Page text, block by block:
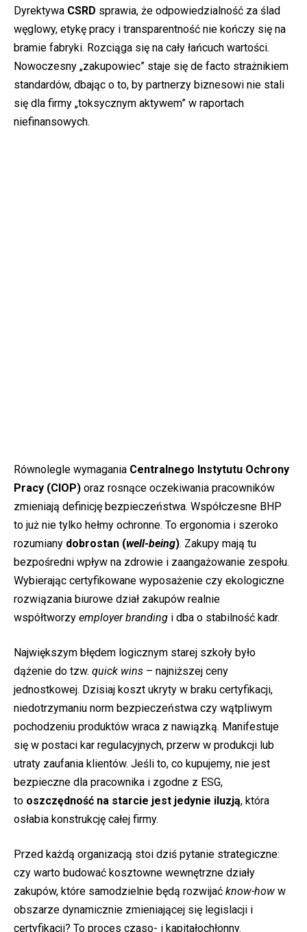
Dyrektywa CSRD sprawia, że odpowiedzialność za ślad
węglowy, etykę pracy i transparentność nie kończy się na
bramie fabryki. Rozciąga się na cały łańcuch wartości.
Nowoczesny „zakupowiec” staje się de facto strażnikiem
standardów, dbając o to, by partnerzy biznesowi nie stali
się dla firmy „toksycznym aktywem” w raportach
niefinansowych.
Równolegle wymagania Centralnego Instytutu Ochrony
Pracy (CIOP) oraz rosnące oczekiwania pracowników
zmieniają definicję bezpieczeństwa. Współczesne BHP
to już nie tylko hełmy ochronne. To ergonomia i szeroko
rozumiany dobrostan (well-being). Zakupy mają tu
bezpośredni wpływ na zdrowie i zaangażowanie zespołu.
Wybierając certyfikowane wyposażenie czy ekologiczne
rozwiązania biurowe dział zakupów realnie
współtworzy employer branding i dba o stabilność kadr.
Największym błędem logicznym starej szkoły było
dążenie do tzw. quick wins – najniższej ceny
jednostkowej. Dzisiaj koszt ukryty w braku certyfikacji,
niedotrzymaniu norm bezpieczeństwa czy wątpliwym
pochodzeniu produktów wraca z nawiązką. Manifestuje
się w postaci kar regulacyjnych, przerw w produkcji lub
utraty zaufania klientów. Jeśli to, co kupujemy, nie jest
bezpieczne dla pracownika i zgodne z ESG,
to oszczędność na starcie jest jedynie iluzją, która
osłabia konstrukcję całej firmy.
Przed każdą organizacją stoi dziś pytanie strategiczne:
czy warto budować kosztowne wewnętrzne działy
zakupów, które samodzielnie będą rozwijać know-how w
obszarze dynamicznie zmieniającej się legislacji i
certyfikacji? To proces czaso- i kapitałochłonny.